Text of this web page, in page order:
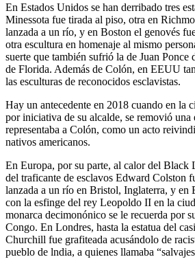
En Estados Unidos se han derribado tres
Minessota fue tirada al piso, otra en
lanzada a un río, y en Boston el genovés
otra escultura en homenaje al mismo
suerte que también sufrió la de Juan Ponce
de Florida. Además de Colón, en EEUU
las esculturas de reconocidos esclavistas.
Hay un antecedente en 2018 cuando en la
por iniciativa de su alcalde, se removió una
representaba a Colón, como un acto
nativos americanos.
En Europa, por su parte, al calor del Black
del traficante de esclavos Edward Colston
lanzada a un río en Bristol, Inglaterra, y
con la esfinge del rey Leopoldo II en la
monarca decimonónico se le recuerda por
Congo. En Londres, hasta la estatua del
Churchill fue grafiteada acusándolo de
pueblo de lndia, a quienes llamaba